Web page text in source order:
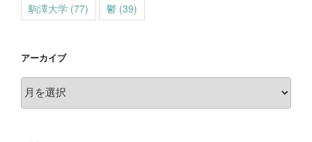
駒澤大学 (77) 鬱 (39)
アーカイブ
ア
ー